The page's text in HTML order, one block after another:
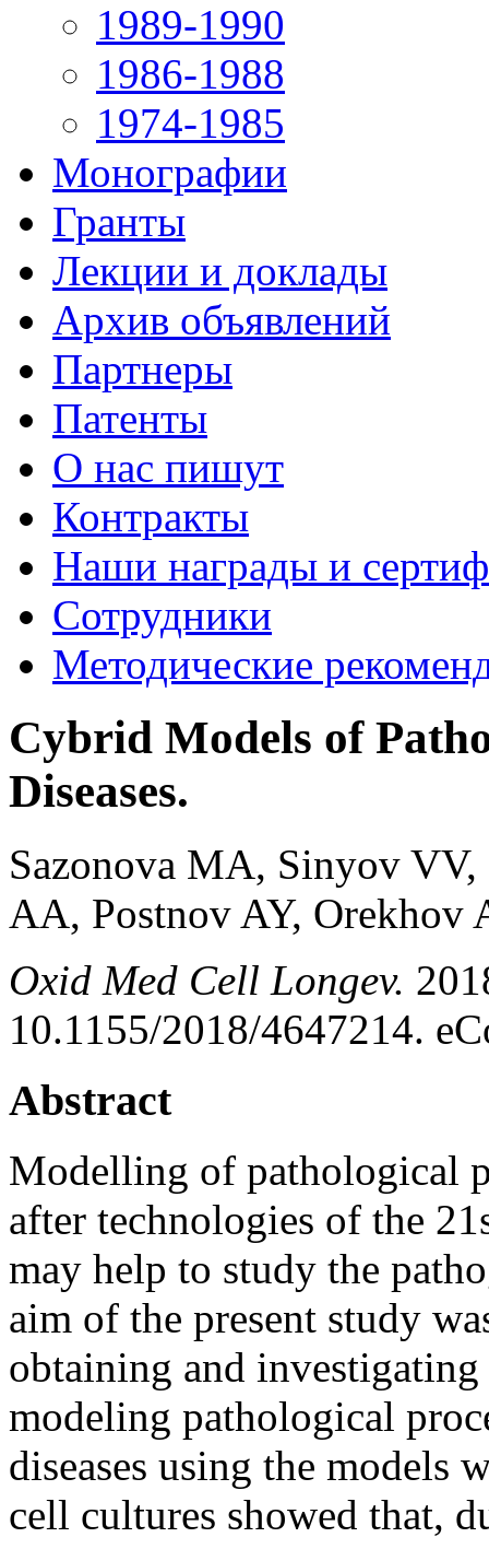
1989-1990
1986-1988
1974-1985
Монографии
Гранты
Лекции и доклады
Архив объявлений
Партнеры
Патенты
О нас пишут
Контракты
Наши награды и
Сотрудники
Методические
Cybrid Models of
Diseases.
Sazonova MA, Sinyov
AA, Postnov AY, Orekhov
Oxid Med Cell Longev.
10.1155/2018/4647214.
Abstract
Modelling of pathological
after technologies of the
may help to study the
aim of the present study
obtaining and
modeling pathological
diseases using the models
cell cultures showed that,